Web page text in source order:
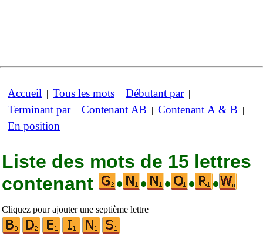
Accueil | Tous les mots | Débutant par|
Terminant par| Contenant AB | Contenant A & B |
En position
Liste des mots de 15 lettres
contenant
• • • • •
Cliquez pour ajouter une septième lettre